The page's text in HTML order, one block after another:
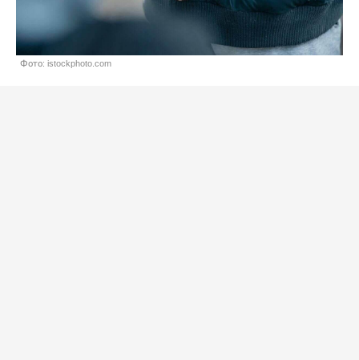
Фото: istockphoto.com